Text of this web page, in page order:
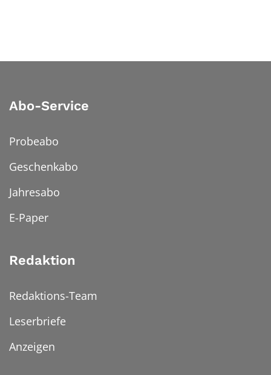
Abo-Service
Probeabo
Geschenkabo
Jahresabo
E-Paper
Redaktion
Redaktions-Team
Leserbriefe
Anzeigen